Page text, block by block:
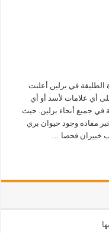
الطليقة في برلين أعلنت
أي علامات لأسد أو أي
في جميع أنحاء برلين. حيث
مفاده وجود حيوان بري
خبيران فحصا …